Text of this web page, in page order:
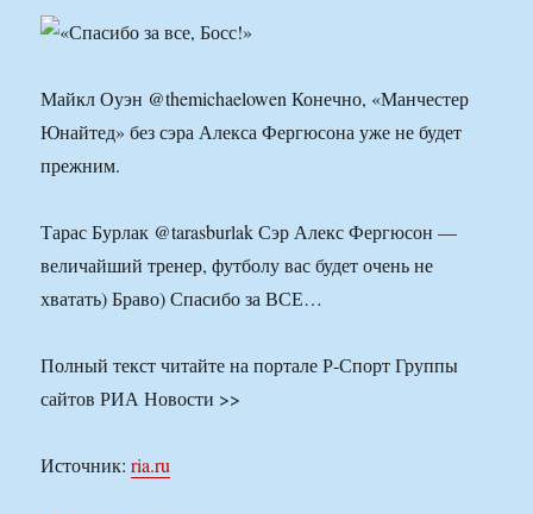
Майкл Оуэн @themichaelowen Конечно, «Манчестер
Юнайтед» без сэра Алекса Фергюсона уже не будет
прежним.
Тарас Бурлак ‏@tarasburlak Сэр Алекс Фергюсон —
величайший тренер, футболу вас будет очень не
хватать) Браво) Спасибо за ВСЕ…
Полный текст читайте на портале Р-Спорт Группы
сайтов РИА Новости >>
Источник:ria.ru